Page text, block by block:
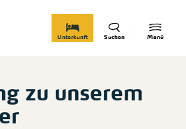
Menü
Suchen
Unterkunft
zu unserem